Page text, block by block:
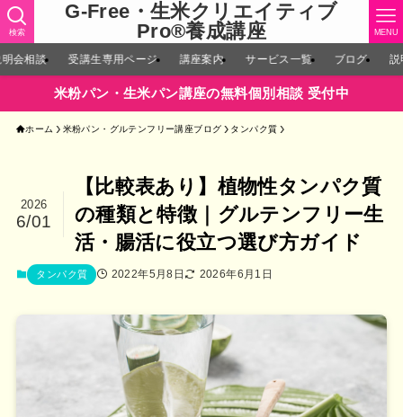
G-Free・生米クリエイティブ
Pro®︎養成講座
検索 MENU
明会相談 受講生専用ページ 講座案内 サービス一覧 ブログ 説
米粉パン・生米パン講座の無料個別相談 受付中
ホーム 米粉パン・グルテンフリー講座ブログ タンパク質
【比較表あり】植物性タンパク質
の種類と特徴｜グルテンフリー生
活・腸活に役立つ選び方ガイド
2026
6/01
タンパク質 2022年5月8日 2026年6月1日